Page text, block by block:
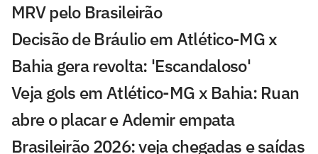
MRV pelo Brasileirão
Decisão de Bráulio em Atlético-MG x
Bahia gera revolta: 'Escandaloso'
Veja gols em Atlético-MG x Bahia: Ruan
abre o placar e Ademir empata
Brasileirão 2026: veja chegadas e saídas